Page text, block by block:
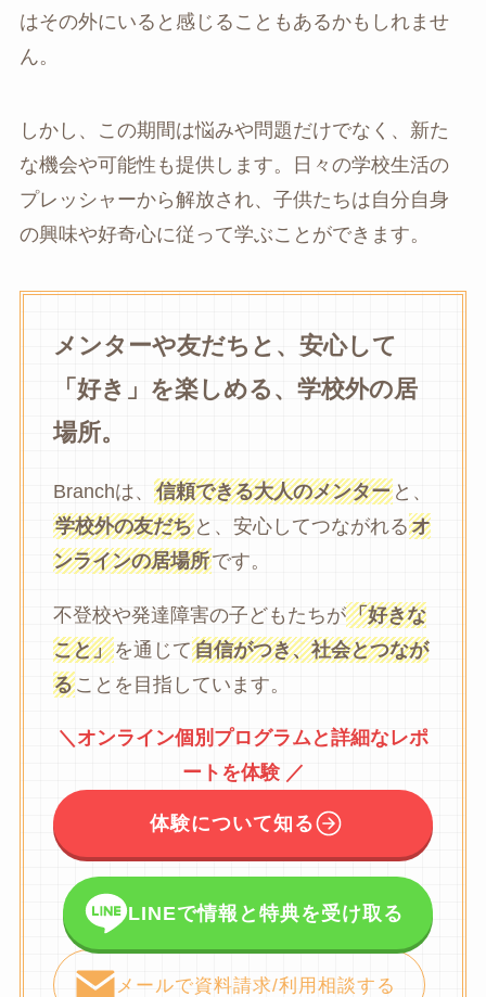
はその外にいると感じることもあるかもしれませ
ん。
しかし、この期間は悩みや問題だけでなく、新た
な機会や可能性も提供します。日々の学校生活の
プレッシャーから解放され、子供たちは自分自身
の興味や好奇心に従って学ぶことができます。
メンターや友だちと、安心して
「好き」を楽しめる、学校外の居
場所。
Branchは、 信頼できる大人のメンターと、
学校外の友だちと、安心してつながれるオ
ンラインの居場所です。
不登校や発達障害の子どもたちが「好きな
こと」を通じて自信がつき、社会とつなが
ることを目指しています。
＼オンライン個別プログラムと詳細なレポ
ートを体験 ／
体験について知る
LINEで情報と特典を受け取る
メールで資料請求/利用相談する